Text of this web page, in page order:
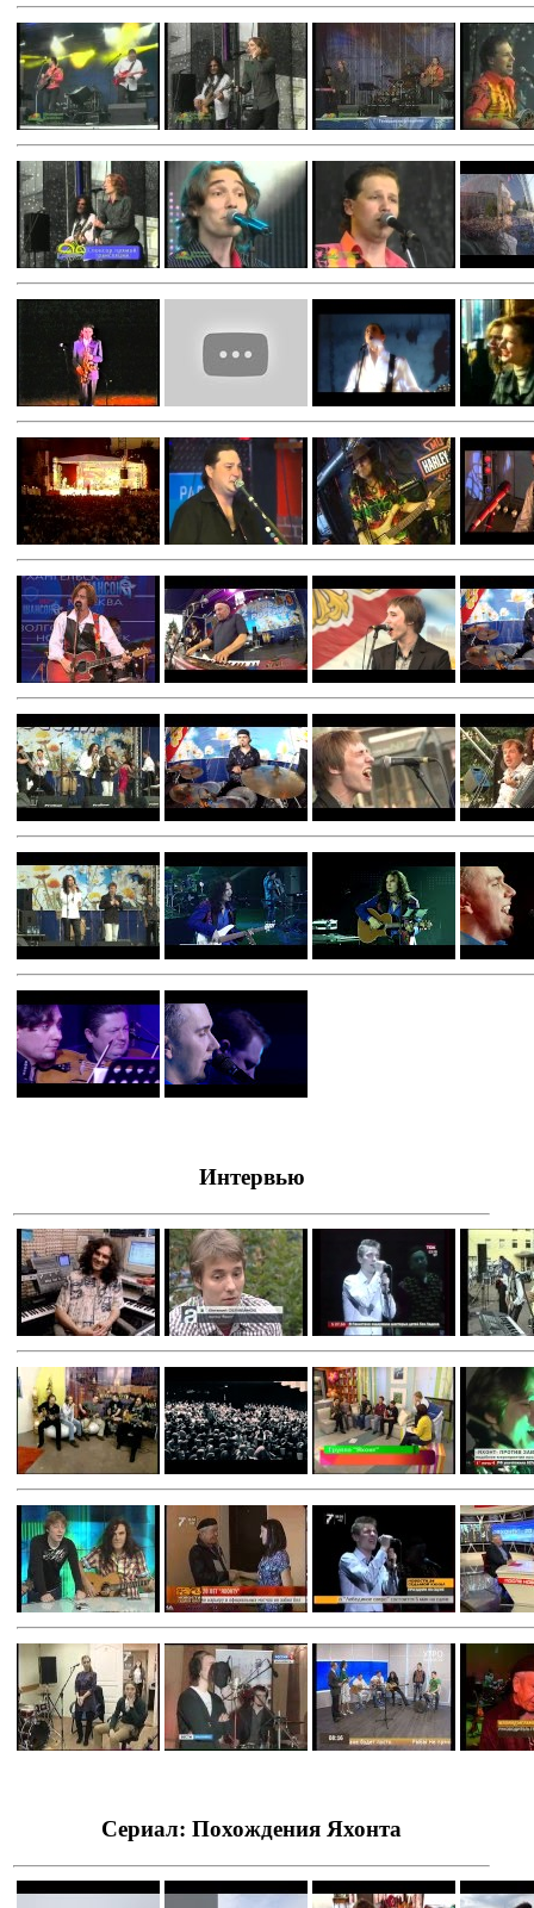
Интервью
Сериал: Похождения Яхонта